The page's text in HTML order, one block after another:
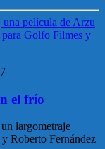
el frío
largometraje
Roberto Fernández